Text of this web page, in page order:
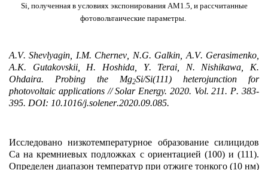
Si, полученная в условиях экспонирования АМ1.5, и рассчитанные
фотовольтаические параметры.
A.V.Shevlyagin I.M. Chernev N.G. Galkin A.V. Gerasimenko
A.K. Gutakovskii, H. Hoshida, Y. Terai N. Nishikawa K.
Ohdaira. Probing the Mg2Si/Si(111) heterojunction for
photovoltaic applications // Solar Energy. 2020. Vol. 211. P. 383-
395. DOI: 10.1016/j.solener.2020.09.085.
Исследовано низкотемпературное образование силицидов
Ca на кремниевых подложках с ориентацией (100) и (111).
Определен диапазон температур при отжиге тонкого (10 нм)